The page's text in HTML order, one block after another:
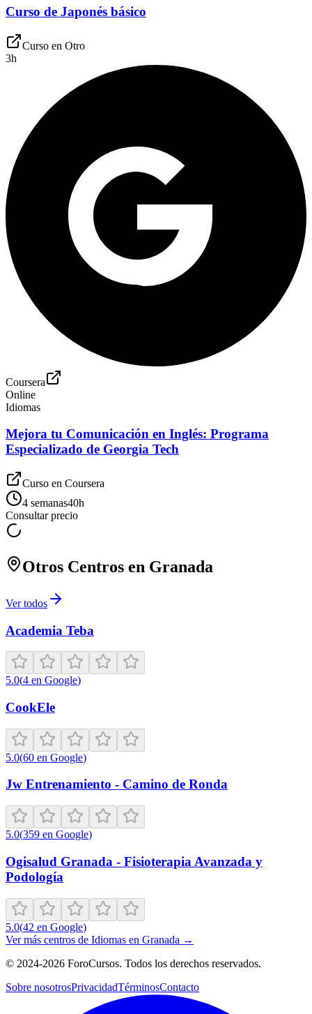
Curso de Japonés básico
Curso en Otro
3h
Coursera
Online
Idiomas
Mejora tu Comunicación en Inglés: Programa
Especializado de Georgia Tech
Curso en Coursera
4 semanas40h
Consultar precio
Otros Centros en Granada
Ver todos
Academia Teba
5.0(4 en Google)
CookEle
5.0(60 en Google)
Jw Entrenamiento - Camino de Ronda
5.0(359 en Google)
Ogisalud Granada - Fisioterapia Avanzada y
Podología
5.0(42 en Google)
Ver más centros de Idiomas en Granada →
© 2024-2026 ForoCursos. Todos los derechos reservados.
Sobre nosotrosPrivacidadTérminosContacto